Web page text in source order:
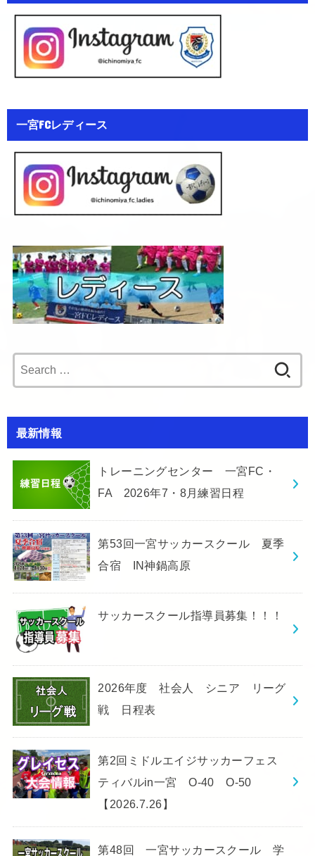
一宮FCレディース
for:
最新情報
トレーニングセンター 一宮FC・
FA 2026年7・8月練習日程
第53回一宮サッカースクール 夏季
合宿 IN神鍋高原
サッカースクール指導員募集！！！
2026年度 社会人 シニア リーグ
戦 日程表
第2回ミドルエイジサッカーフェス
ティバルin一宮 O-40 O-50
【2026.7.26】
第48回 一宮サッカースクール 学